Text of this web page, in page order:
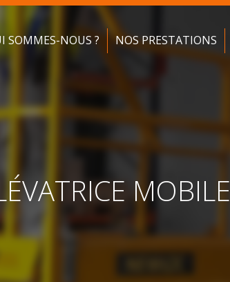
SOMMES-NOUS ? NOS PRESTATIONS
MOBILE